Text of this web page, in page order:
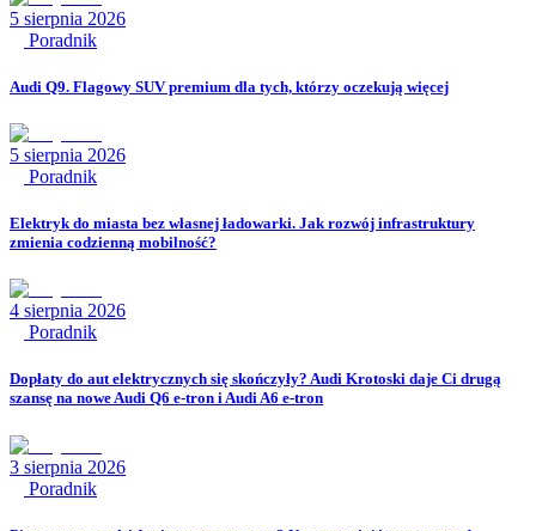
5 sierpnia 2026
Poradnik
Audi Q9. Flagowy SUV premium dla tych, którzy oczekują więcej
5 sierpnia 2026
Poradnik
Elektryk do miasta bez własnej ładowarki. Jak rozwój infrastruktury
zmienia codzienną mobilność?
4 sierpnia 2026
Poradnik
Dopłaty do aut elektrycznych się skończyły? Audi Krotoski daje Ci drugą
szansę na nowe Audi Q6 e-tron i Audi A6 e-tron
3 sierpnia 2026
Poradnik